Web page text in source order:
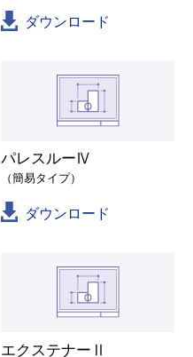
ダウンロード
パレスルーⅣ
（簡易タイプ）
ダウンロード
エクステナーⅡ